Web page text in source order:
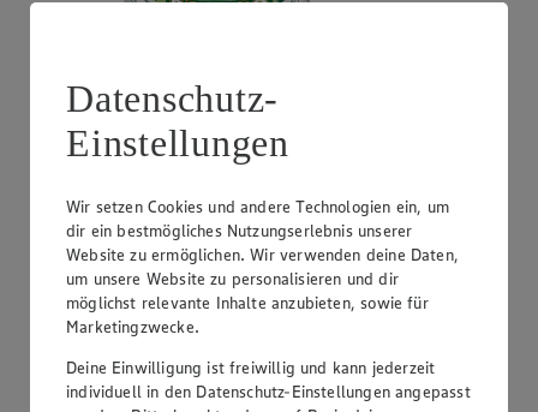
Angebot:GUT&GÜNSTIG Crème Fraîche
0.99
natur oder Kräuter, perfekt zum Kochen, 30% Fett,
200g Becher, (1kg = 4,95)
Datenschutz-
Einstellungen
Wir setzen Cookies und andere Technologien ein, um
dir ein bestmögliches Nutzungserlebnis unserer
Website zu ermöglichen. Wir verwenden deine Daten,
um unsere Website zu personalisieren und dir
möglichst relevante Inhalte anzubieten, sowie für
Marketingzwecke.
Deine Einwilligung ist freiwillig und kann jederzeit
individuell in den Datenschutz-Einstellungen angepasst